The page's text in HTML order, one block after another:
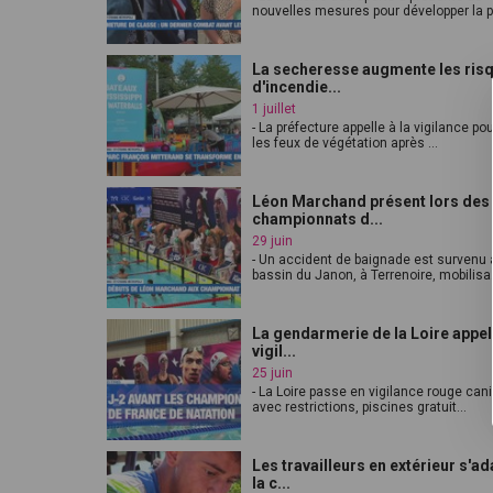
nouvelles mesures pour développer la
La secheresse augmente les
d'incendie...
1 juillet
- La préfecture appelle à la vigilance
les feux de végétation après ...
Léon Marchand présent lors des
championnats d...
29 juin
- Un accident de baignade est survenu
bassin du Janon, à Terrenoire, mobilisa...
La gendarmerie de la Loire
vigil...
25 juin
- La Loire passe en vigilance rouge
avec restrictions, piscines gratuit...
Les travailleurs en extérieur
la c...